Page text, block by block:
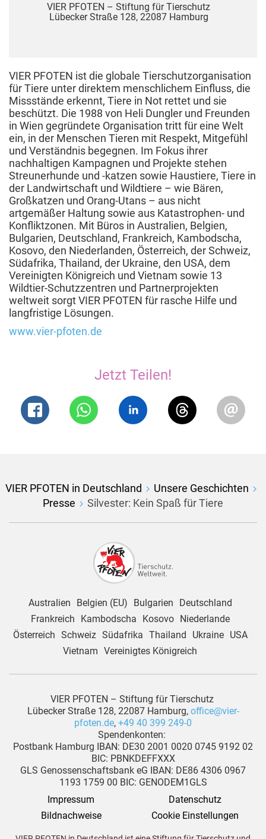
VIER PFOTEN – Stiftung für Tierschutz
Lübecker Straße 128, 22087 Hamburg
VIER PFOTEN ist die globale Tierschutzorganisation
für Tiere unter direktem menschlichem Einfluss, die
Missstände erkennt, Tiere in Not rettet und sie
beschützt. Die 1988 von Heli Dungler und Freunden
in Wien gegründete Organisation tritt für eine Welt
ein, in der Menschen Tieren mit Respekt, Mitgefühl
und Verständnis begegnen. Im Fokus ihrer
nachhaltigen Kampagnen und Projekte stehen
Streunerhunde und -katzen sowie Haustiere, Tiere in
der Landwirtschaft und Wildtiere – wie Bären,
Großkatzen und Orang-Utans – aus nicht
artgemäßer Haltung sowie aus Katastrophen- und
Konfliktzonen. Mit Büros in Australien, Belgien,
Bulgarien, Deutschland, Frankreich, Kambodscha,
Kosovo, den Niederlanden, Österreich, der Schweiz,
Südafrika, Thailand, der Ukraine, den USA, dem
Vereinigten Königreich und Vietnam sowie 13
Wildtier-Schutzzentren und Partnerprojekten
weltweit sorgt VIER PFOTEN für rasche Hilfe und
langfristige Lösungen.
www.vier-pfoten.de
Jetzt Teilen!
VIER PFOTEN in Deutschland
Unsere Geschichten
Presse
Silvester: Kein Spaß für Tiere
Australien Belgien (EU) Bulgarien
Deutschland
Frankreich
Kambodscha Kosovo
Niederlande
Österreich Schweiz Südafrika Thailand Ukraine
USA
Vietnam Vereinigtes Königreich
VIER PFOTEN – Stiftung für Tierschutz
Lübecker Straße 128, 22087 Hamburg, office@vier-
pfoten.de, +49 40 399 249-0
Spendenkonten:
Postbank Hamburg IBAN: DE30 2001 0020 0745 9192 02
BIC: PBNKDEFFXXX
GLS Genossenschaftsbank eG IBAN: DE86 4306 0967
1193 1759 00 BIC: GENODEM1GLS
Impressum
Datenschutz
Bildnachweise
Cookie Einstellungen